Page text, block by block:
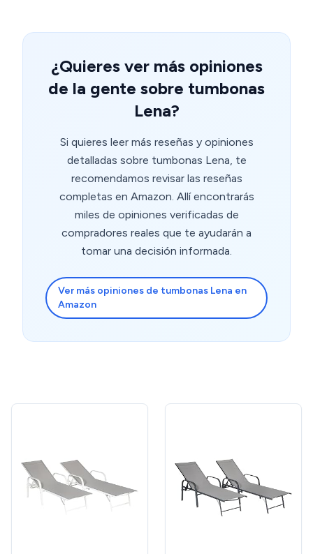
¿Quieres ver más opiniones
de la gente sobre tumbonas
Lena?
Si quieres leer más reseñas y opiniones
detalladas sobre tumbonas Lena, te
recomendamos revisar las reseñas
completas en Amazon. Allí encontrarás
miles de opiniones verificadas de
compradores reales que te ayudarán a
tomar una decisión informada.
Ver más opiniones de tumbonas Lena en
Amazon